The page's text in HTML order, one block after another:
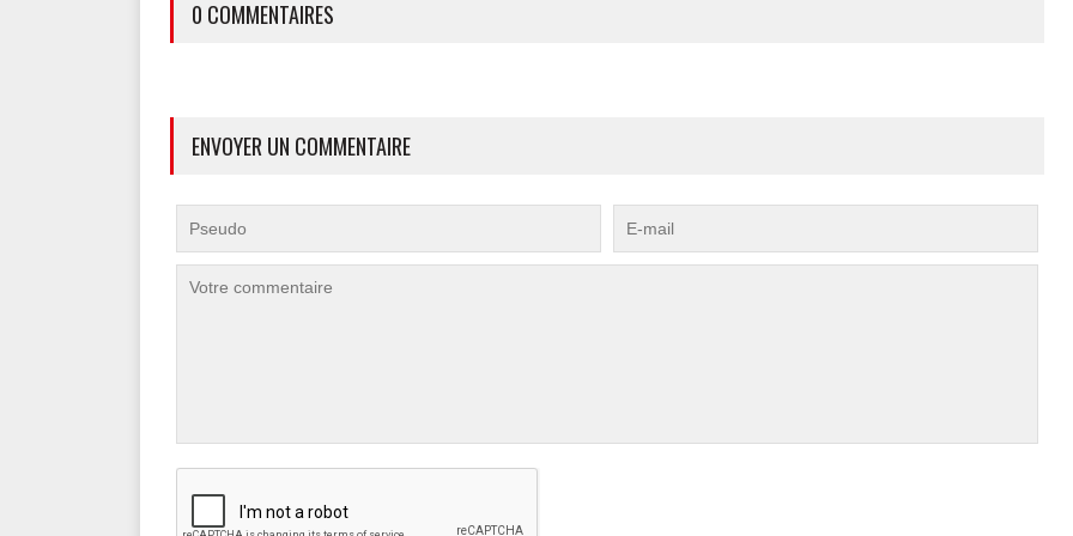
0 COMMENTAIRES
ENVOYER UN COMMENTAIRE